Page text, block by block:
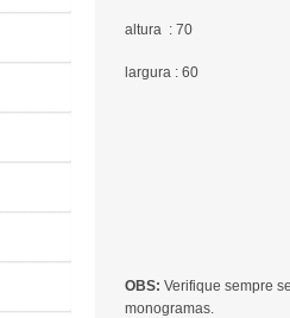
altura : 70
largura : 60
OBS: Verifique sempre
monogramas.